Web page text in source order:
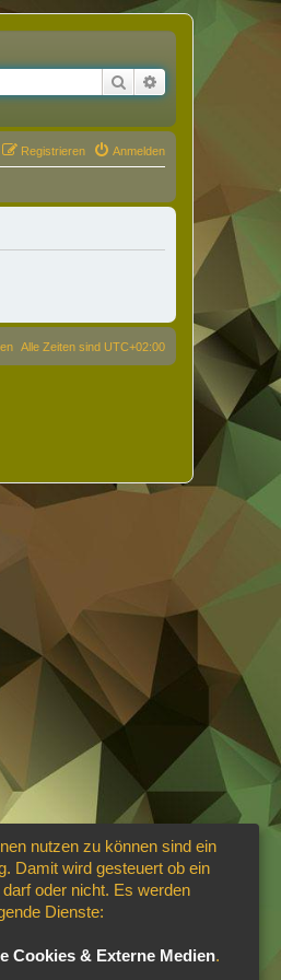
Suche Erweiterte Suche
Anmelden
Registrieren
Alle Zeiten sind UTC+02:00
nutzen zu können sind ein
Damit wird gesteuert ob ein
oder nicht. Es werden
Dienste:
Cookies & Externe Medien.